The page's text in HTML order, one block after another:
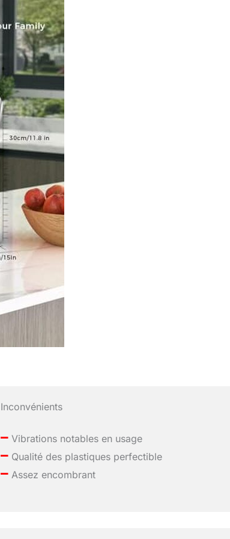
Inconvénients
– Vibrations notables en usage
– Qualité des plastiques perfectible
– Assez encombrant